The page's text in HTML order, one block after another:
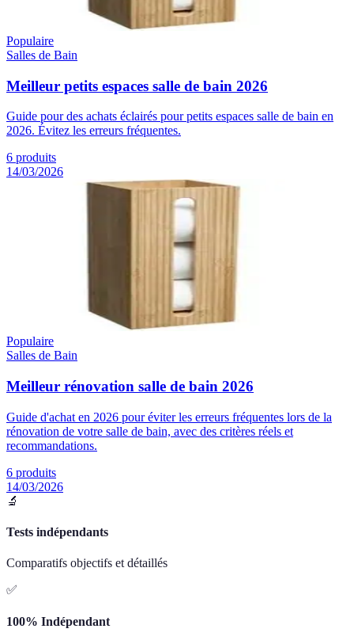
Populaire
Salles de Bain
Meilleur petits espaces salle de bain 2026
Guide pour des achats éclairés pour petits espaces salle de bain en
2026. Évitez les erreurs fréquentes.
6 produits
14/03/2026
Populaire
Salles de Bain
Meilleur rénovation salle de bain 2026
Guide d'achat en 2026 pour éviter les erreurs fréquentes lors de la
rénovation de votre salle de bain, avec des critères réels et
recommandations.
6 produits
14/03/2026
🔬
Tests indépendants
Comparatifs objectifs et détaillés
✅
100% Indépendant